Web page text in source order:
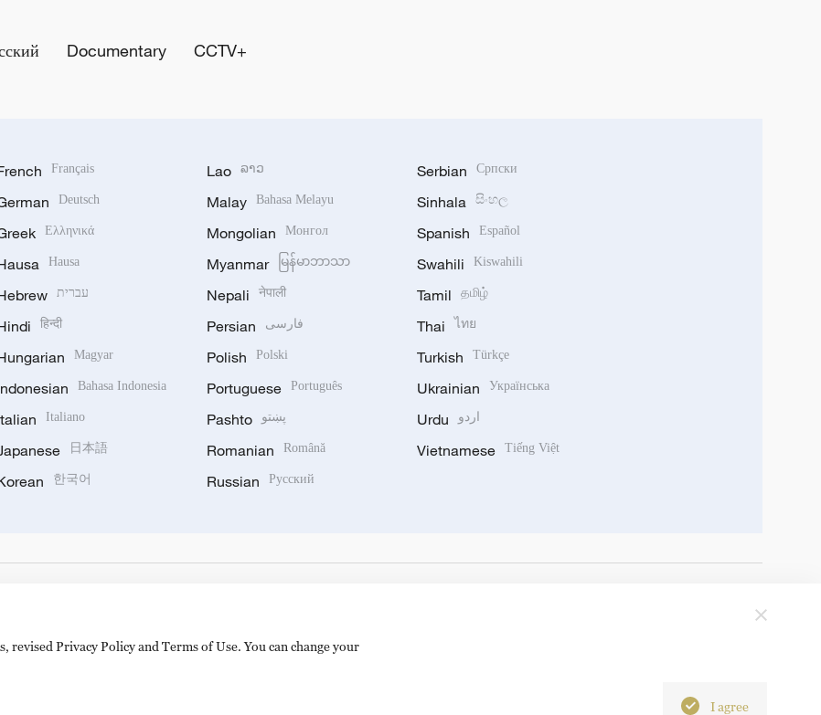
Documentary CCTV+
Français
Deutsch
Ελληνικά
Hausa
עברית
हिन्दी
Magyar
Bahasa Indonesia
Italiano
日本語
한국어
Lao ລາວ
Malay Bahasa Melayu
Mongolian Монгол
Myanmar မြန်မာဘာသာ
Nepali नेपाली
Persian فارسی
Polish Polski
Portuguese Português
Pashto پښتو
Romanian Română
Russian Русский
Serbian Српски
Sinhala සිංහල
Spanish Español
Swahili Kiswahili
Tamil தமிழ்
Thai ไทย
Turkish Türkçe
Ukrainian Українська
Urdu اردو
Vietnamese Tiếng Việt
Road, Beijing, China. 100040
Privacy Policy and Terms of Use. You can change your
I agree